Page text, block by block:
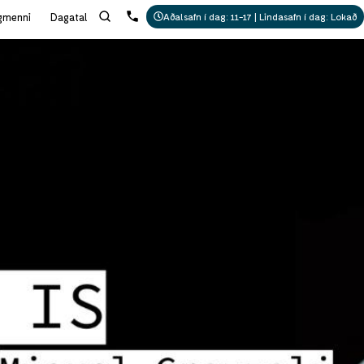
Dagatal Aðalsafn í dag: 11-17 | Lindasafn í dag: Lokað